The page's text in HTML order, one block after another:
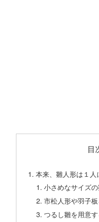
目
本来、雛人形は１人
小さめなサイズ
市松人形や羽子
つるし雛を用意す